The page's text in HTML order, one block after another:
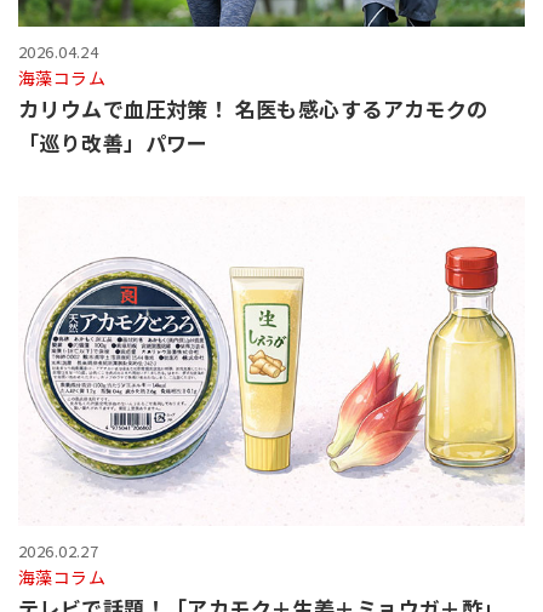
2026.04.24
海藻コラム
カリウムで血圧対策！ 名医も感心するアカモクの
「巡り改善」パワー
2026.02.27
海藻コラム